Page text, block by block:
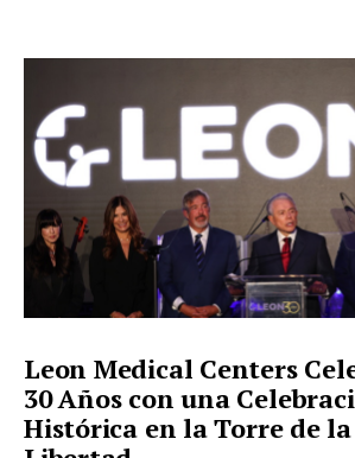
Leon Medical Centers
30 Años con una
Histórica en la Torre de la